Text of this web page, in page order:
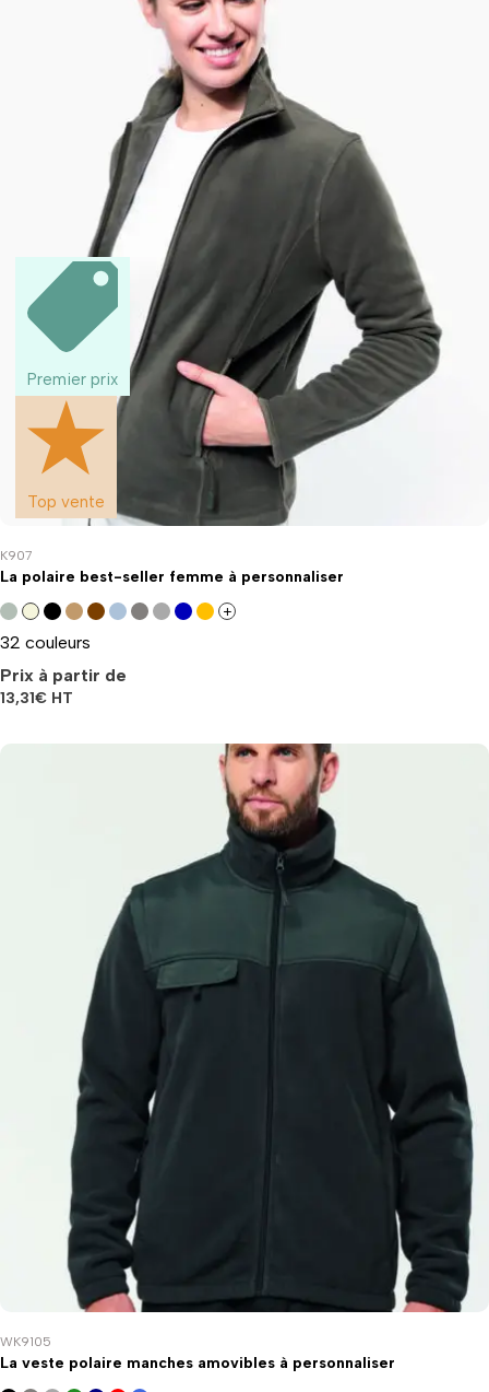
Premier prix
Top vente
K907
La polaire best-seller femme à personnaliser
+
32 couleurs
Prix à partir de
13,31€ HT
WK9105
La veste polaire manches amovibles à personnaliser